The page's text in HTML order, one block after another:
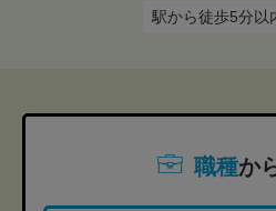
駅から徒歩5分以
職種か